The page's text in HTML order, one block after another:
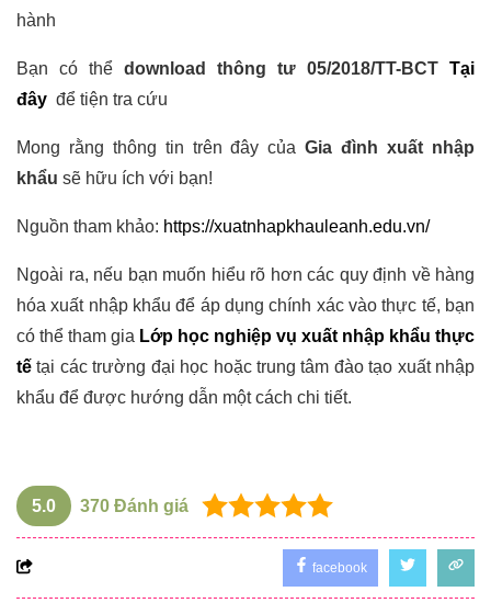
hành
Bạn có thể download thông tư 05/2018/TT-BCT Tại
đây để tiện tra cứu
Mong rằng thông tin trên đây củaGia đình xuất nhập
khẩu sẽ hữu ích với bạn!
Nguồn tham khảo: https://xuatnhapkhauleanh.edu.vn/
Ngoài ra, nếu bạn muốn hiểu rõ hơn các quy định về hàng
hóa xuất nhập khẩu để áp dụng chính xác vào thực tế, bạn
có thể tham gia Lớp học nghiệp vụ xuất nhập khẩu thực
tế tại các trường đại học hoặc trung tâm đào tạo xuất nhập
khẩu để được hướng dẫn một cách chi tiết.
5.0 370 Đánh giá
facebook